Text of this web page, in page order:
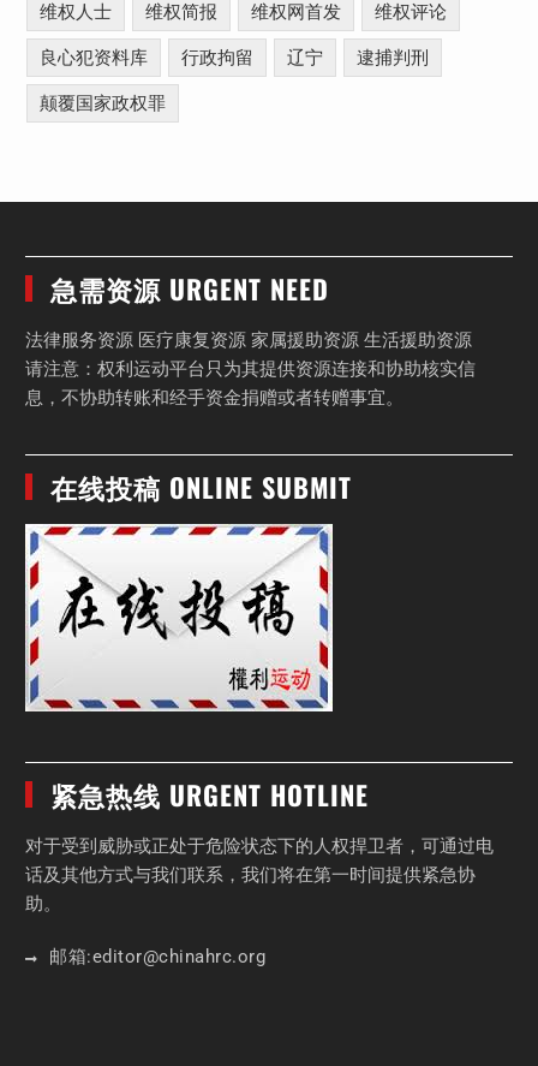
维权人士 维权简报 维权网首发 维权评论
良心犯资料库 行政拘留 辽宁 逮捕判刑
颠覆国家政权罪
急需资源 URGENT NEED
法律服务资源 医疗康复资源 家属援助资源 生活援助资源
请注意：权利运动平台只为其提供资源连接和协助核实信
息，不协助转账和经手资金捐赠或者转赠事宜。
在线投稿 ONLINE SUBMIT
紧急热线 URGENT HOTLINE
对于受到威胁或正处于危险状态下的人权捍卫者，可通过电
话及其他方式与我们联系，我们将在第一时间提供紧急协
助。
邮箱:editor@chinahrc.org